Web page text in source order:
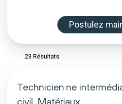
Postulez
23 Résultats
Technicien·ne
civil, Matériaux